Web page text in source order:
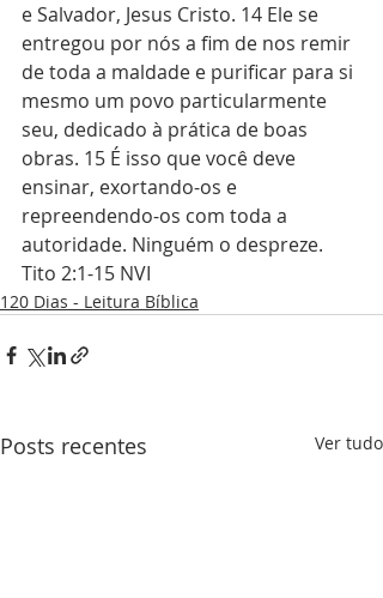
e Salvador, Jesus Cristo. 14 Ele se
entregou por nós a fim de nos remir
de toda a maldade e purificar para si
mesmo um povo particularmente
seu, dedicado à prática de boas
obras. 15 É isso que você deve
ensinar, exortando-os e
repreendendo-os com toda a
autoridade. Ninguém o despreze.
Tito 2:1-15 NVI
120 Dias - Leitura Bíblica
Posts recentes Ver tudo